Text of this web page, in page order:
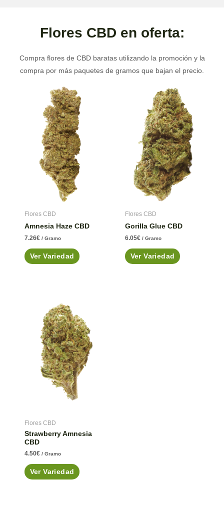
Flores CBD en oferta:
Compra flores de CBD baratas utilizando la promoción y la
compra por más paquetes de gramos que bajan el precio.
Flores CBD
Amnesia Haze CBD
7.26€ / Gramo
Ver Variedad
Flores CBD
Gorilla Glue CBD
6.05€ / Gramo
Ver Variedad
Flores CBD
Strawberry Amnesia
CBD
4.50€ / Gramo
Ver Variedad